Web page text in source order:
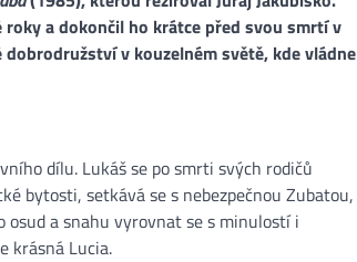
a dokončil ho krátce před svou smrtí v
v kouzelném světě, kde vládne
dílu. Lukáš se po smrti svých rodičů
bytosti, setkává se s nebezpečnou Zubatou,
osud a snahu vyrovnat se s minulostí i
krásná Lucia​.